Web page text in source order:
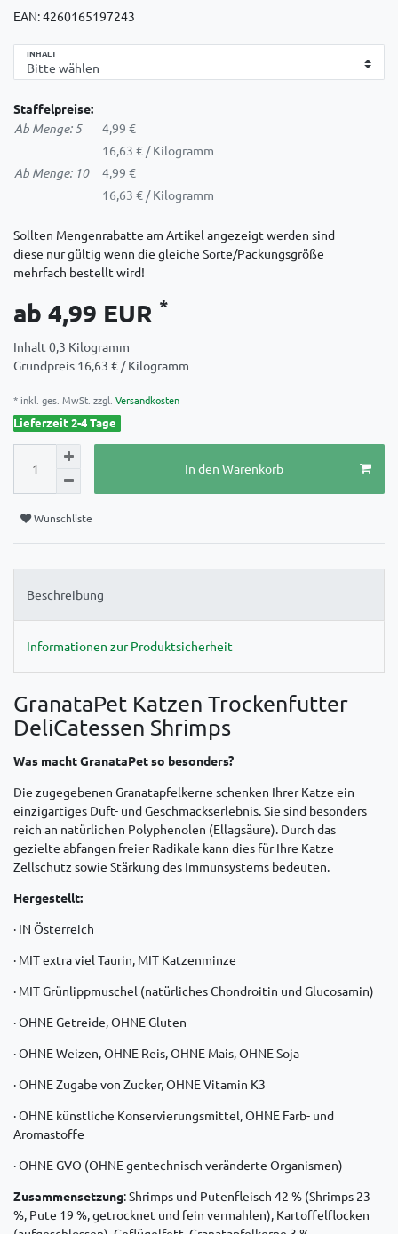
EAN:4260165197243
INHALT
Staffelpreise:
Ab Menge: 5
4,99 €
16,63 € / Kilogramm
Ab Menge: 10
4,99 €
16,63 € / Kilogramm
Sollten Mengenrabatte am Artikel angezeigt werden sind
diese nur gültig wenn die gleiche Sorte/Packungsgröße
mehrfach bestellt wird!
ab 4,99 EUR *
Inhalt 0,3 Kilogramm
Grundpreis 16,63 € / Kilogramm
* inkl. ges. MwSt. zzgl. Versandkosten
Lieferzeit 2-4 Tage
In den Warenkorb
Wunschliste
Beschreibung
Informationen zur Produktsicherheit
GranataPet Katzen Trockenfutter
DeliCatessen Shrimps
Was macht GranataPet so besonders?
Die zugegebenen Granatapfelkerne schenken Ihrer Katze ein
einzigartiges Duft- und Geschmackserlebnis. Sie sind besonders
reich an natürlichen Polyphenolen (Ellagsäure). Durch das
gezielte abfangen freier Radikale kann dies für Ihre Katze
Zellschutz sowie Stärkung des Immunsystems bedeuten.
Hergestellt:
· IN Österreich
· MIT extra viel Taurin, MIT Katzenminze
· MIT Grünlippmuschel (natürliches Chondroitin und Glucosamin)
· OHNE Getreide, OHNE Gluten
· OHNE Weizen, OHNE Reis, OHNE Mais, OHNE Soja
· OHNE Zugabe von Zucker, OHNE Vitamin K3
· OHNE künstliche Konservierungsmittel, OHNE Farb- und
Aromastoffe
· OHNE GVO (OHNE gentechnisch veränderte Organismen)
Zusammensetzung: Shrimps und Putenfleisch 42 % (Shrimps 23
%, Pute 19 %, getrocknet und fein vermahlen), Kartoffelflocken